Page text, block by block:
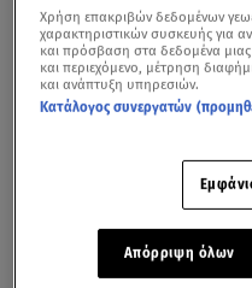
Χρήση επακριβών δεδομένων
χαρακτηριστικών συσκευής για
και πρόσβαση στα δεδομένα
και περιεχόμενο, μέτρηση
και ανάπτυξη υπηρεσιών.
Κατάλογος συνεργατών
Απόρριψη όλων